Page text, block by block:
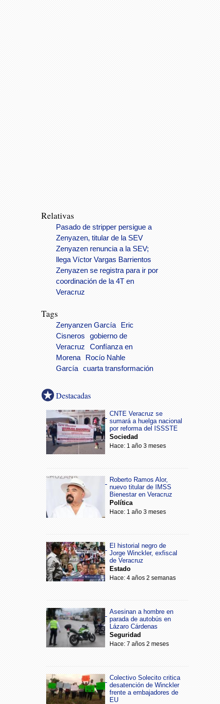
Relativas
Pasado de stripper persigue a
Zenyazen, titular de la SEV
Zenyazen renuncia a la SEV;
llega Víctor Vargas Barrientos
Zenyazen se registra para ir por
coordinación de la 4T en
Veracruz
Tags
Zenyanzen García
Eric
Cisneros
gobierno de
Veracruz
Confíanza en
Morena
Rocío Nahle
García
cuarta transformación
Destacadas
CNTE Veracruz se
sumará a huelga nacional
por reforma del ISSSTE
Sociedad
Hace: 1 año 3 meses
Roberto Ramos Alor,
nuevo titular de IMSS
Bienestar en Veracruz
Política
Hace: 1 año 3 meses
El historial negro de
Jorge Winckler, exfiscal
de Veracruz
Estado
Hace: 4 años 2 semanas
Asesinan a hombre en
parada de autobús en
Lázaro Cárdenas
Seguridad
Hace: 7 años 2 meses
Colectivo Solecito critica
desatención de Winckler
frente a embajadores de
EU